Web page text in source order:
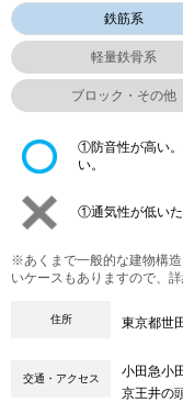
鉄筋系
軽量鉄骨系
ブロック・その他
①防音性が高い
い。
①通気性が低いた
※あくまで一般的な建物構
いケースもありますので、
住所 東京都世
交通・アクセス 小田急小
京王井の